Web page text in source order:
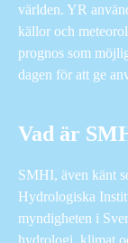
världen. YR
källor och
prognos som
dagen för att ge
Vad är
SMHI, även känt
Hydrologiska
myndigheten i
hydrologi, klimat